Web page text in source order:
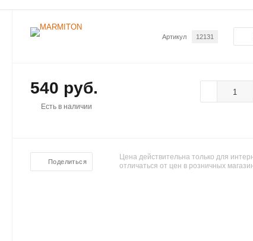
Артикул 12131
540 руб.
Есть в наличии
Поделиться
Цена действительна только для
отличаться от цен в розничных